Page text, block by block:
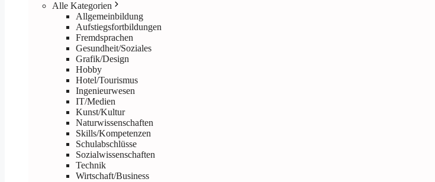
Alle Kategorien
Allgemeinbildung
Aufstiegsfortbildungen
Fremdsprachen
Gesundheit/Soziales
Grafik/Design
Hobby
Hotel/Tourismus
Ingenieurwesen
IT/Medien
Kunst/Kultur
Naturwissenschaften
Skills/Kompetenzen
Schulabschlüsse
Sozialwissenschaften
Technik
Wirtschaft/Business